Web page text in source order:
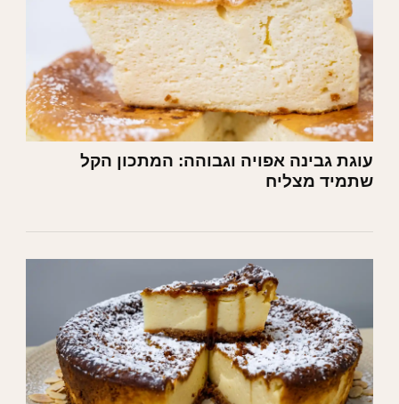
עוגת גבינה אפויה וגבוהה: המתכון הקל
שתמיד מצליח